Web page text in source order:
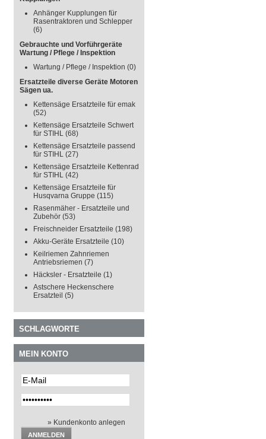
Anhänger Kupplungen für
Rasentraktoren und Schlepper
(6)
Gebrauchte und Vorführgeräte
Wartung / Pflege / Inspektion
Wartung / Pflege / Inspektion (0)
Ersatzteile diverse Geräte Motoren
Sägen ua.
Kettensäge Ersatzteile für emak
(52)
Kettensäge Ersatzteile Schwert
für STIHL (68)
Kettensäge Ersatzteile passend
für STIHL (27)
Kettensäge Ersatzteile Kettenrad
für STIHL (42)
Kettensäge Ersatzteile für
Husqvarna Gruppe (115)
Rasenmäher - Ersatzteile und
Zubehör (53)
Freischneider Ersatzteile (198)
Akku-Geräte Ersatzteile (10)
Keilriemen Zahnriemen
Antriebsriemen (7)
Häcksler - Ersatzteile (1)
Astschere Heckenschere
Ersatzteil (5)
SCHLAGWORTE
MEIN KONTO
» Kundenkonto anlegen
ANMELDEN